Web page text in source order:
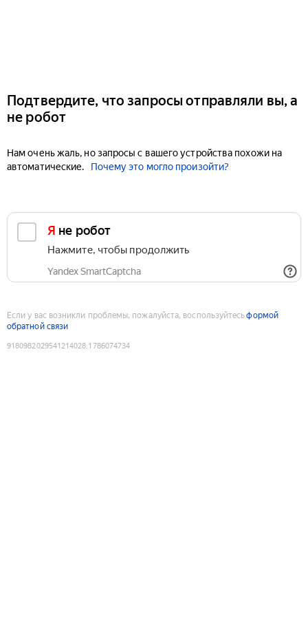
Подтвердите, что запросы отправляли вы, а
не робот
Нам очень жаль, но запросы с вашего устройства похожи на
автоматические.
Почему это могло произойти?
Я не робот
Нажмите, чтобы продолжить
Yandex SmartCaptcha
Если у вас возникли проблемы, пожалуйста, воспользуйтесьформой
обратной связи
9180982029541214028:1786074734